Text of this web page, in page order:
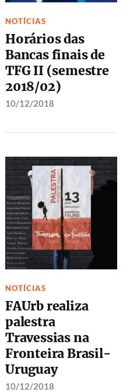
NOTÍCIAS
Horários das
Bancas finais de
TFG II (semestre
2018/02)
10/12/2018
NOTÍCIAS
FAUrb realiza
palestra
Travessias na
Fronteira Brasil-
Uruguay
10/12/2018